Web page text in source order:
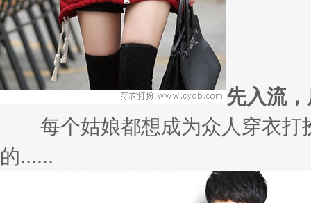
先入流
每个姑娘都想成为众人穿衣打
的......